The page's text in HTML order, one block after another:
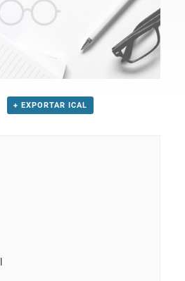
+ EXPORTAR ICAL